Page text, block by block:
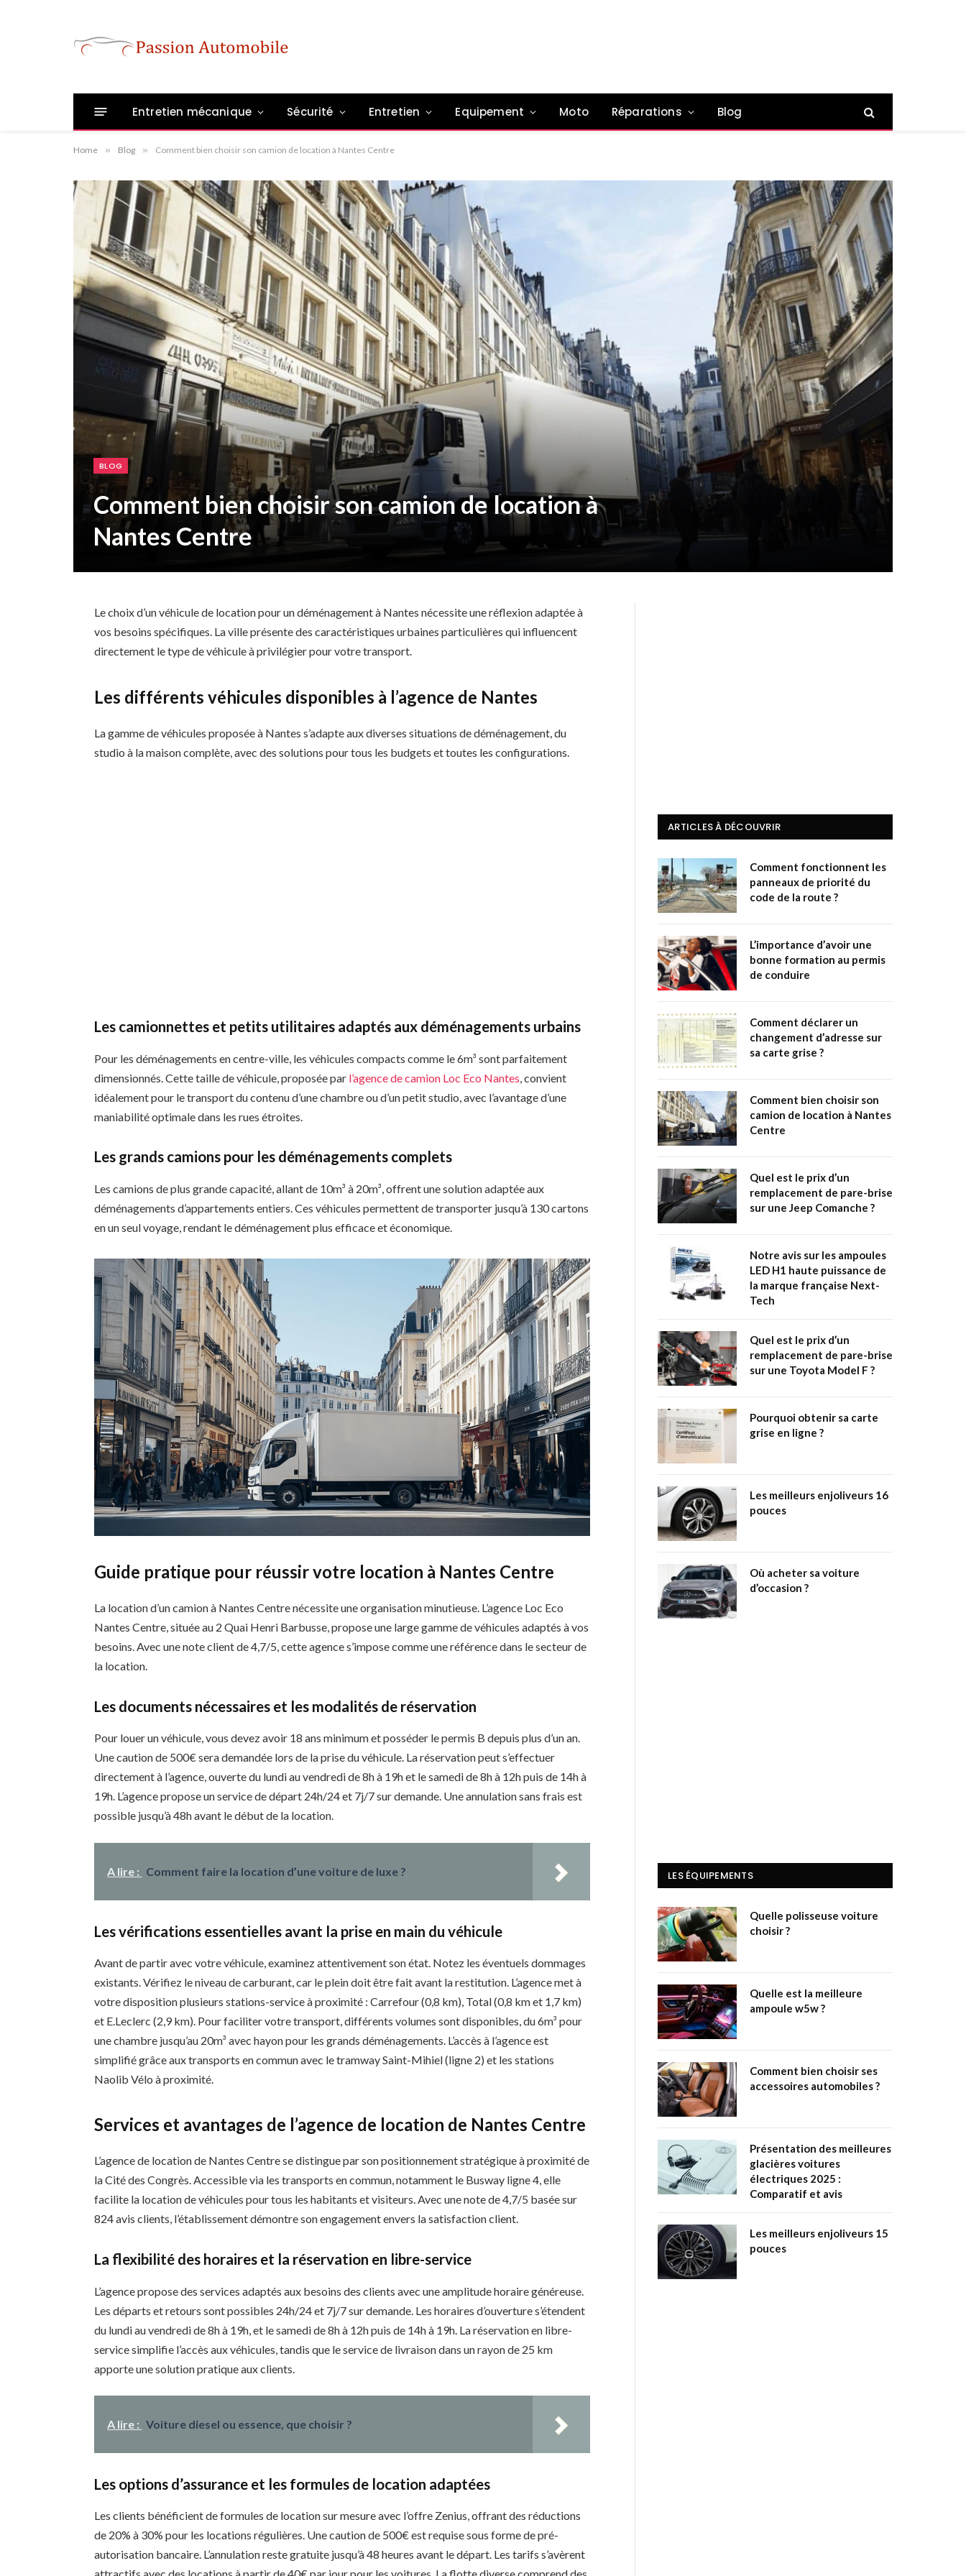
Entretien mécanique Sécurité Entretien Equipement Moto Réparations Blog
Home » Blog » Comment bien choisir son camion de location à Nantes Centre
BLOG
Comment bien choisir son camion de location à
Nantes Centre
Le choix d’un véhicule de location pour un déménagement à Nantes nécessite une réflexion adaptée à
vos besoins spécifiques. La ville présente des caractéristiques urbaines particulières qui influencent
directement le type de véhicule à privilégier pour votre transport.
Les différents véhicules disponibles à l’agence de Nantes
La gamme de véhicules proposée à Nantes s’adapte aux diverses situations de déménagement, du
studio à la maison complète, avec des solutions pour tous les budgets et toutes les configurations.
Les camionnettes et petits utilitaires adaptés aux déménagements urbains
Pour les déménagements en centre-ville, les véhicules compacts comme le 6m³ sont parfaitement
dimensionnés. Cette taille de véhicule, proposée par l’agence de camion Loc Eco Nantes , convient
idéalement pour le transport du contenu d’une chambre ou d’un petit studio, avec l’avantage d’une
maniabilité optimale dans les rues étroites.
Les grands camions pour les déménagements complets
Les camions de plus grande capacité, allant de 10m³ à 20m³, offrent une solution adaptée aux
déménagements d’appartements entiers. Ces véhicules permettent de transporter jusqu’à 130 cartons
en un seul voyage, rendant le déménagement plus efficace et économique.
Guide pratique pour réussir votre location à Nantes Centre
La location d’un camion à Nantes Centre nécessite une organisation minutieuse. L’agence Loc Eco
Nantes Centre, située au 2 Quai Henri Barbusse, propose une large gamme de véhicules adaptés à vos
besoins. Avec une note client de 4,7/5, cette agence s’impose comme une référence dans le secteur de
la location.
Les documents nécessaires et les modalités de réservation
Pour louer un véhicule, vous devez avoir 18 ans minimum et posséder le permis B depuis plus d’un an.
Une caution de 500€ sera demandée lors de la prise du véhicule. La réservation peut s’effectuer
directement à l’agence, ouverte du lundi au vendredi de 8h à 19h et le samedi de 8h à 12h puis de 14h à
19h. L’agence propose un service de départ 24h/24 et 7j/7 sur demande. Une annulation sans frais est
possible jusqu’à 48h avant le début de la location.
A lire : Comment faire la location d’une voiture de luxe ?
Les vérifications essentielles avant la prise en main du véhicule
Avant de partir avec votre véhicule, examinez attentivement son état. Notez les éventuels dommages
existants. Vérifiez le niveau de carburant, car le plein doit être fait avant la restitution. L’agence met à
votre disposition plusieurs stations-service à proximité : Carrefour (0,8 km), Total (0,8 km et 1,7 km)
et E.Leclerc (2,9 km). Pour faciliter votre transport, différents volumes sont disponibles, du 6m³ pour
une chambre jusqu’au 20m³ avec hayon pour les grands déménagements. L’accès à l’agence est
simplifié grâce aux transports en commun avec le tramway Saint-Mihiel (ligne 2) et les stations
Naolib Vélo à proximité.
Services et avantages de l’agence de location de Nantes Centre
L’agence de location de Nantes Centre se distingue par son positionnement stratégique à proximité de
la Cité des Congrès. Accessible via les transports en commun, notamment le Busway ligne 4, elle
facilite la location de véhicules pour tous les habitants et visiteurs. Avec une note de 4,7/5 basée sur
824 avis clients, l’établissement démontre son engagement envers la satisfaction client.
La flexibilité des horaires et la réservation en libre-service
L’agence propose des services adaptés aux besoins des clients avec une amplitude horaire généreuse.
Les départs et retours sont possibles 24h/24 et 7j/7 sur demande. Les horaires d’ouverture s’étendent
du lundi au vendredi de 8h à 19h, et le samedi de 8h à 12h puis de 14h à 19h. La réservation en libre-
service simplifie l’accès aux véhicules, tandis que le service de livraison dans un rayon de 25 km
apporte une solution pratique aux clients.
A lire : Voiture diesel ou essence, que choisir ?
Les options d’assurance et les formules de location adaptées
Les clients bénéficient de formules de location sur mesure avec l’offre Zenius, offrant des réductions
de 20% à 30% pour les locations régulières. Une caution de 500€ est requise sous forme de pré-
autorisation bancaire. L’annulation reste gratuite jusqu’à 48 heures avant le départ. Les tarifs s’avèrent
ARTICLES À DÉCOUVRIR
Comment fonctionnent les
panneaux de priorité du
code de la route ?
L’importance d’avoir une
bonne formation au permis
de conduire
Comment déclarer un
changement d’adresse sur
sa carte grise ?
Comment bien choisir son
camion de location à Nantes
Centre
Quel est le prix d’un
remplacement de pare-brise
sur une Jeep Comanche ?
Notre avis sur les ampoules
LED H1 haute puissance de
la marque française Next-
Tech
Quel est le prix d’un
remplacement de pare-brise
sur une Toyota Model F ?
Pourquoi obtenir sa carte
grise en ligne ?
Les meilleurs enjoliveurs 16
pouces
Où acheter sa voiture
d’occasion ?
LES ÉQUIPEMENTS
Quelle polisseuse voiture
choisir ?
Quelle est la meilleure
ampoule w5w ?
Comment bien choisir ses
accessoires automobiles ?
Présentation des meilleures
glacières voitures
électriques 2025 :
Comparatif et avis
Les meilleurs enjoliveurs 15
pouces